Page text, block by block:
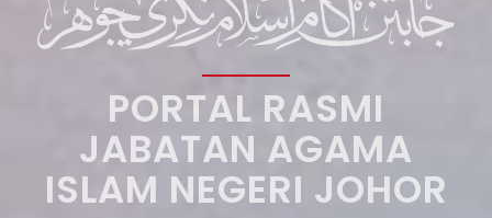
PORTAL RASMI
JABATAN AGAMA
ISLAM NEGERI JOHOR